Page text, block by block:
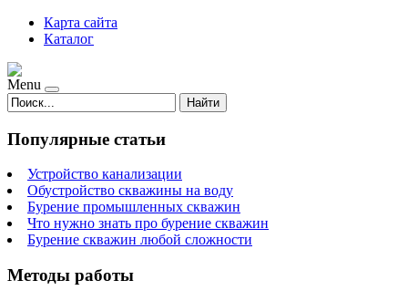
Карта сайта
Каталог
Menu
Найти
Популярные статьи
Устройство канализации
Обустройство скважины на воду
Бурение промышленных скважин
Что нужно знать про бурение скважин
Бурение скважин любой сложности
Методы работы